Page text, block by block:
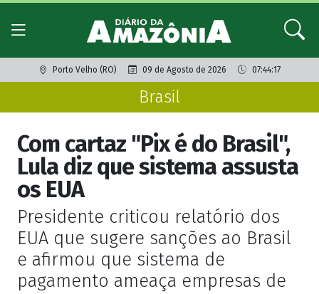
Porto Velho (RO) 09 de Agosto de 2026 07:44:17
Brasil
Com cartaz "Pix é do Brasil",
Lula diz que sistema assusta
os EUA
Presidente criticou relatório dos
EUA que sugere sanções ao Brasil
e afirmou que sistema de
pagamento ameaça empresas de